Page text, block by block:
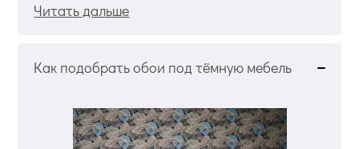
Читать дальше
Как подобрать обои под тёмную мебель